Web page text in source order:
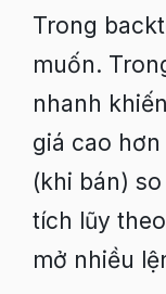
Trong
muốn.
nhanh
giá cao
(khi bán)
tích lũy
mở nhiều